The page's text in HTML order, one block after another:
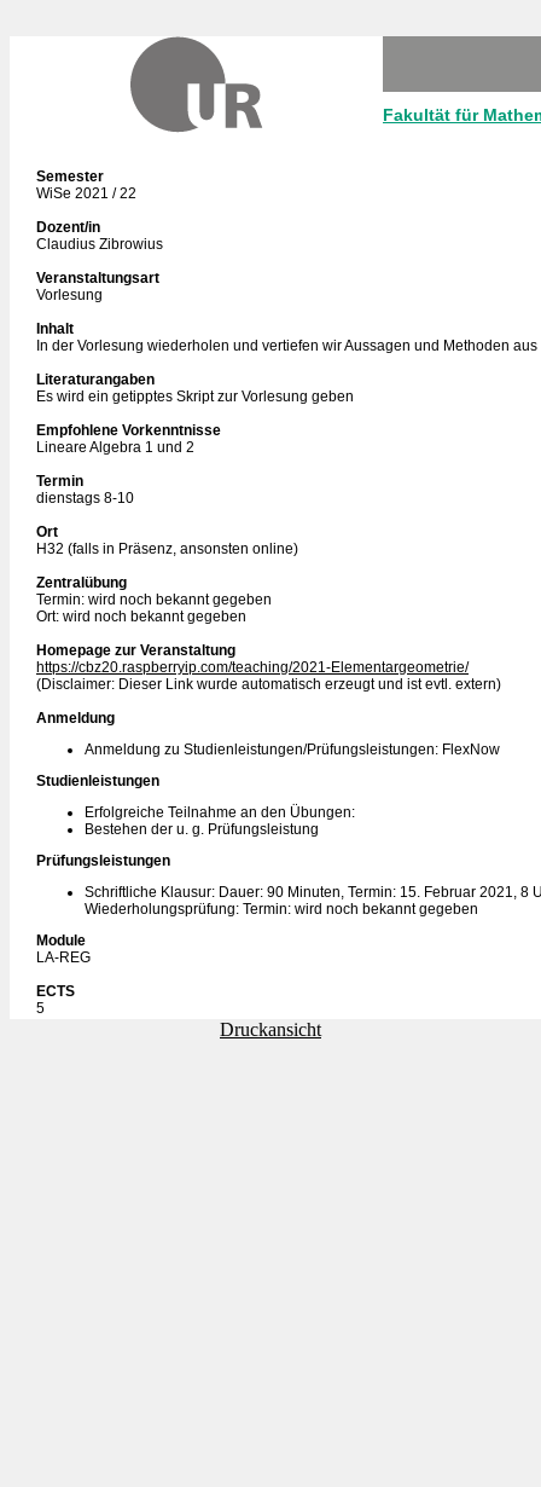
Fakultät für
Semester
WiSe 2021 / 22
Dozent/in
Claudius Zibrowius
Veranstaltungsart
Vorlesung
Inhalt
In der Vorlesung wiederholen und vertiefen wir Aussagen und Methoden
Literaturangaben
Es wird ein getipptes Skript zur Vorlesung geben
Empfohlene Vorkenntnisse
Lineare Algebra 1 und 2
Termin
dienstags 8-10
Ort
H32 (falls in Präsenz, ansonsten online)
Zentralübung
Termin: wird noch bekannt gegeben
Ort: wird noch bekannt gegeben
Homepage zur Veranstaltung
https://cbz20.raspberryip.com/teaching/2021-Elementargeometrie/
(Disclaimer: Dieser Link wurde automatisch erzeugt und ist evtl. extern)
Anmeldung
Anmeldung zu Studienleistungen/Prüfungsleistungen: FlexNow
Studienleistungen
Erfolgreiche Teilnahme an den Übungen:
Bestehen der u. g. Prüfungsleistung
Prüfungsleistungen
Schriftliche Klausur: Dauer: 90 Minuten, Termin: 15. Februar 2021, 8
Wiederholungsprüfung: Termin: wird noch bekannt gegeben
Module
LA-REG
ECTS
5
Druckansicht